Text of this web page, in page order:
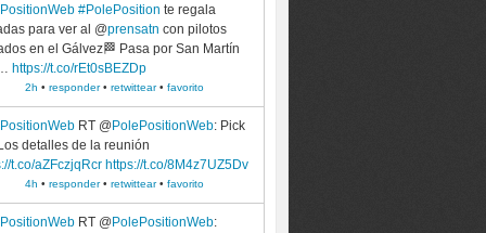
#PolePosition te regala
para ver al @prensatn con pilotos
en el Gálvez🏁 Pasa por San Martín
https://t.co/rEt0sBEZDp
2h • responder• retwittear• favorito
RT @ PolePositionWeb: Pick
detalles de la reunión
t.co/aZFczjqRcr https://t.co/8M4z7UZ5Dv
4h • responder• retwittear• favorito
RT @ PolePositionWeb: